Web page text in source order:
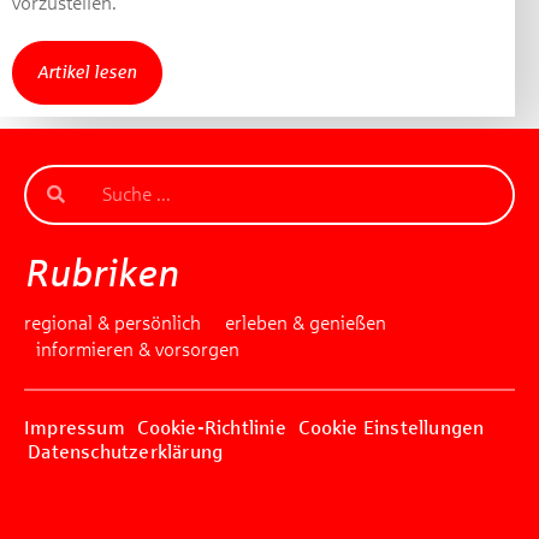
Artikel lesen
Rubriken
regional & persönlich
erleben & genießen
informieren & vorsorgen
Impressum Cookie-Richtlinie
Cookie Einstellungen
Datenschutzerklärung